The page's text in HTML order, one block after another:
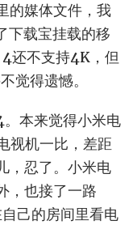
的媒体文件，我
下载宝挂载的移
还不支持4K，但
觉得遗憾。
本来觉得小米电
视机一比，差距
，忍了。小米电
，也接了一路
己的房间里看电